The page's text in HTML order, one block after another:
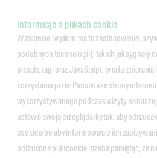
Informacje o plikach cookie
W zakresie, w jakim ma to zastosowanie,
podobnych technologii), takich jak sygnały
piksele, tagi oraz JavaScript, w celu
korzystania przez Państwa ze strony
wykorzystywanego podczas wizyty na
ustawić swoją przeglądarkę tak, aby
cookie albo aby informowała o ich
odrzucone pliki cookie, trzeba pamiętąc, że